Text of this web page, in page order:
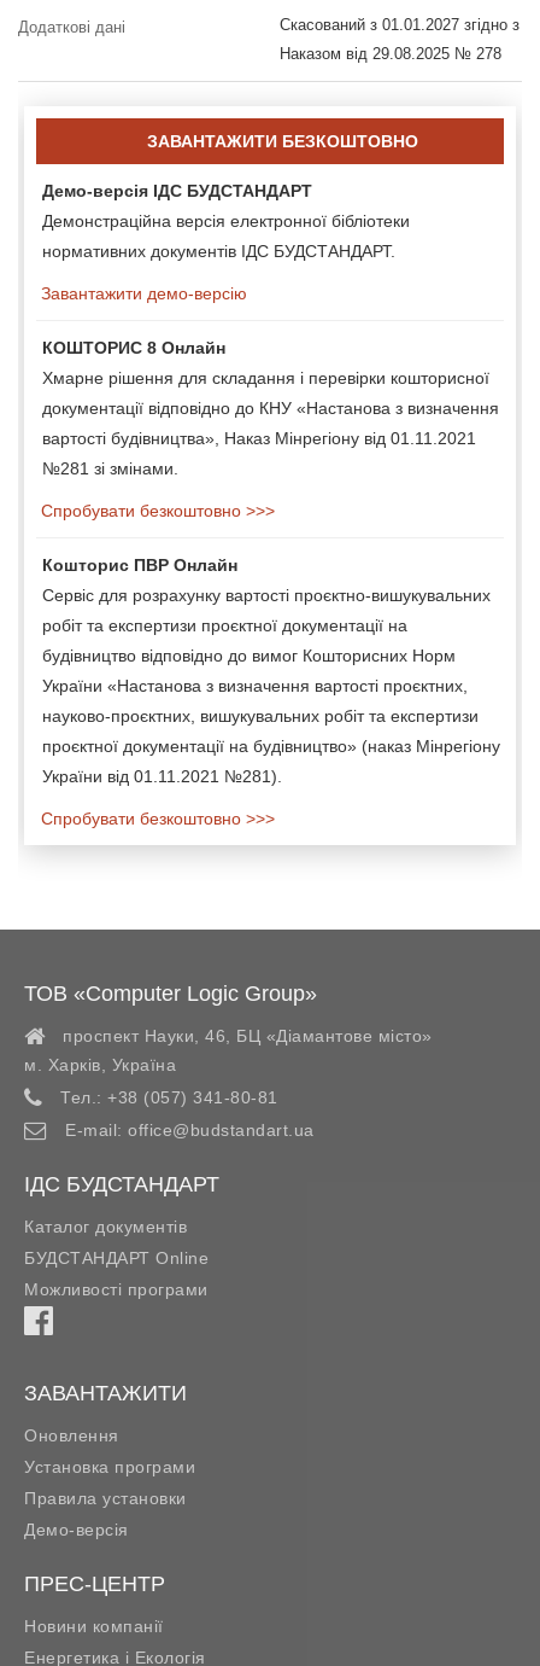
Додаткові дані
Скасований з 01.01.2027 згідно з
Наказом від 29.08.2025 № 278
ЗАВАНТАЖИТИ БЕЗКОШТОВНО
Демо-версія ІДС БУДСТАНДАРТ
Демонстраційна версія електронної бібліотеки
нормативних документів ІДС БУДСТАНДАРТ.
Завантажити демо-версію
КОШТОРИС 8 Онлайн
Хмарне рішення для складання і перевірки кошторисної
документації відповідно до КНУ «Настанова з визначення
вартості будівництва», Наказ Мінрегіону від 01.11.2021
№281 зі змінами.
Спробувати безкоштовно >>>
Кошторис ПВР Онлайн
Сервіс для розрахунку вартості проєктно-вишукувальних
робіт та експертизи проєктної документації на
будівництво відповідно до вимог Кошторисних Норм
України «Настанова з визначення вартості проєктних,
науково-проєктних, вишукувальних робіт та експертизи
проєктної документації на будівництво» (наказ Мінрегіону
України від 01.11.2021 №281).
Спробувати безкоштовно >>>
ТОВ «Computer Logic Group»
проспект Науки, 46, БЦ «Діамантове місто»
м. Харків
Україна
Тел.: +38 (057) 341-80-81
E-mail: office@budstandart.ua
ІДС БУДСТАНДАРТ
Каталог документів
БУДСТАНДАРТ Online
Можливості програми
ЗАВАНТАЖИТИ
Оновлення
Установка програми
Правила установки
Демо-версія
ПРЕС-ЦЕНТР
Новини компанії
Енергетика і Екологія